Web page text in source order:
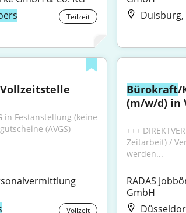
Teilzeit
Duisburg,
in Festanstellung (keine
(AVGS)
Vollzeit
Bürokraft/
(m/w/d) in
+++
Zeitarbeit) /
werden...
RADAS
GmbH